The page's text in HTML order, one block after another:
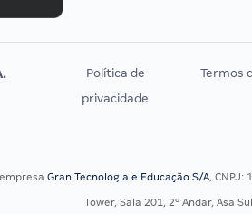
Política de
privacidade
Termos
empresaGran Tecnologia e Educação S/A, CNPJ:
Tower, Sala 201, 2º Andar, Asa